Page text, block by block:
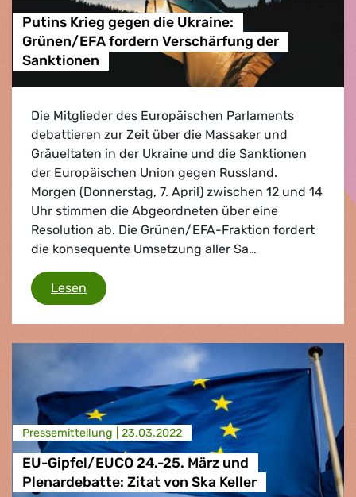
Putins Krieg gegen die Ukraine:
Grünen/EFA fordern Verschärfung der
Sanktionen
Die Mitglieder des Europäischen Parlaments
debattieren zur Zeit über die Massaker und
Gräueltaten in der Ukraine und die Sanktionen
der Europäischen Union gegen Russland.
Morgen (Donnerstag, 7. April) zwischen 12 und 14
Uhr stimmen die Abgeordneten über eine
Resolution ab. Die Grünen/EFA-Fraktion fordert
die konsequente Umsetzung aller Sa…
Lesen Putins Krieg gegen die Ukraine: Grünen/
Presse­mitteilung | 23.03.2022
EU-Gipfel/EUCO 24.-25. März und
Plenardebatte: Zitat von Ska Keller